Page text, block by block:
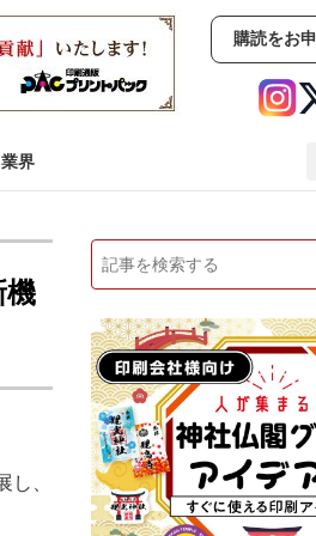
購読をお
業界
イベント
人事・
市場・統計 人事・移転・異
中古印刷機・製本機特集 2022 検査・
機
、